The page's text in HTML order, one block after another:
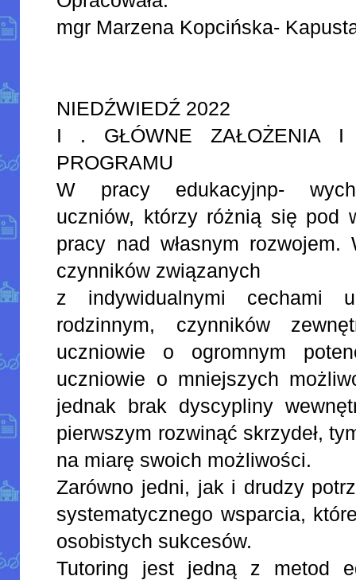
mgr Marzena Kopcińska-
NIEDŹWIEDŹ 2022
I . GŁÓWNE ZAŁOŻENIA I
PROGRAMU
W pracy edukacyjnp-
uczniów, którzy różnią się pod
pracy nad własnym
czynników związanych
z indywidualnymi cechami
rodzinnym, czynników
uczniowie o ogromnym
uczniowie o mniejszych
jednak brak dyscypliny
pierwszym rozwinąć skrzydeł,
na miarę swoich możliwości.
Zarówno jedni, jak i drudzy
systematycznego wsparcia,
osobistych sukcesów.
Tutoring jest jedną z metod